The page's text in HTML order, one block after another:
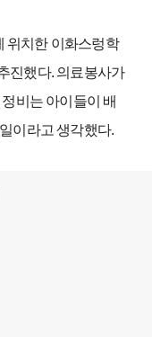
위치한 이화스렁학
진했다. 의료봉사가
비는 아이들이 배
이라고 생각했다.